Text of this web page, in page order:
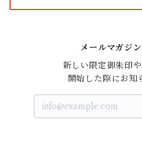
メールマガジ
新しい限定御朱印
開始した際にお知